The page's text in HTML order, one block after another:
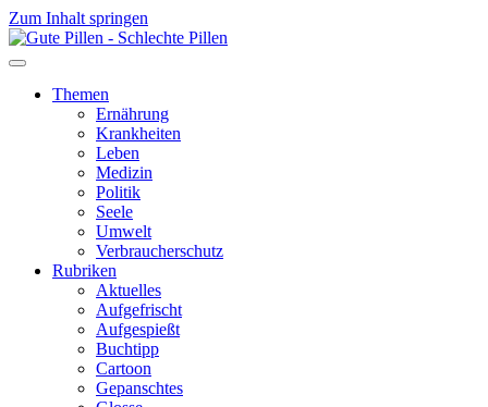
Zum Inhalt springen
Themen
Ernährung
Krankheiten
Leben
Medizin
Politik
Seele
Umwelt
Verbraucherschutz
Rubriken
Aktuelles
Aufgefrischt
Aufgespießt
Buchtipp
Cartoon
Gepanschtes